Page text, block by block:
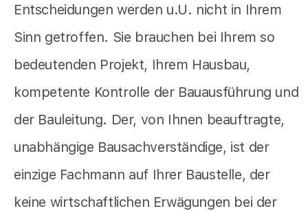
Entscheidungen werden u.U. nicht in Ihrem
Sinn getroffen. Sie brauchen bei Ihrem so
bedeutenden Projekt, Ihrem Hausbau,
kompetente Kontrolle der Bauausführung und
der Bauleitung. Der, von Ihnen beauftragte,
unabhängige Bausachverständige, ist der
einzige Fachmann auf Ihrer Baustelle, der
keine wirtschaftlichen Erwägungen bei der